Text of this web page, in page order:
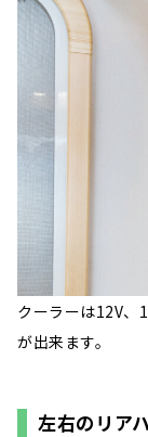
クーラーは12V、
が出来ます。
左右のリア